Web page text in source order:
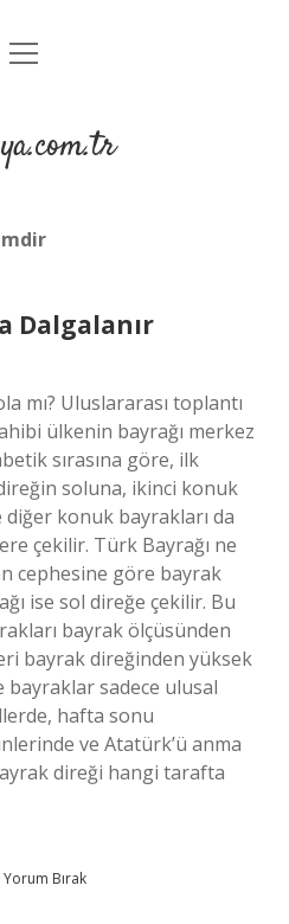
Uyarı
menüyü
Dalgalanır
mı? Uluslararası toplantı
ülkenin bayrağı merkez
sırasına göre, ilk
soluna, ikinci konuk
diğer konuk bayrakları da
çekilir. Türk Bayrağı ne
cephesine göre bayrak
ise sol direğe çekilir. Bu
bayrak ölçüsünden
bayrak direğinden yüksek
sadece ulusal
hafta sonu
ve Atatürk’ü anma
direği hangi tarafta
Yorum Bırak